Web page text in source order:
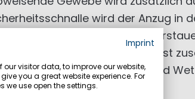
wird der Anzug in
Sichtbarkeit. Zum
Tasche am Oberschenkel ist
Kragen schützt vor Wind und
Imprint
visitor data, to improve our website,
you a great website experience. For
we use open the settings.